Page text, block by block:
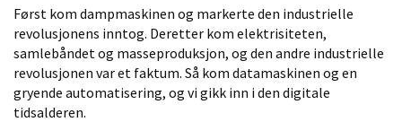
Først kom dampmaskinen og markerte den industrielle
revolusjonens inntog. Deretter kom elektrisiteten,
samlebåndet og masseproduksjon, og den andre industrielle
revolusjonen var et faktum. Så kom datamaskinen og en
gryende automatisering, og vi gikk inn i den digitale
tidsalderen.